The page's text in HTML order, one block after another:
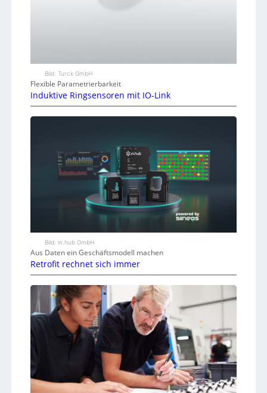
Bild: Turck GmbH
Flexible Parametrierbarkeit
Induktive Ringsensoren mit IO-Link
Bild: in.hub GmbH
Aus Daten ein Geschäftsmodell machen
Retrofit rechnet sich immer